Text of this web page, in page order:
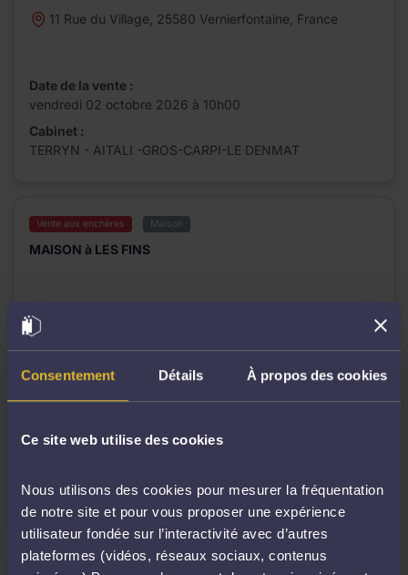
Consentement Détails À propos des cookies
Ce site web utilise des cookies
Nous utilisons des cookies pour mesurer la fréquentation
de notre site et pour vous proposer une expérience
utilisateur fondée sur l’interactivité avec d’autres
plateformes (vidéos, réseaux sociaux, contenus
11 Rue du Village, 25580 Vernierfontaine, France
Date de la vente :
vendredi 02 octobre 2026 à 10h00
Cabinet :
TERRYN - AITALI -GROS-CARPI-LE DENMAT
Vente aux enchères Maison
MAISON à LES FINS
Mise à prix :
190 000,00 €
8 Rue des Tilleuls, 25500 Les Fins, France
Date de la vente :
TERRYN - AITALI -GROS-CARPI-LE DENMAT